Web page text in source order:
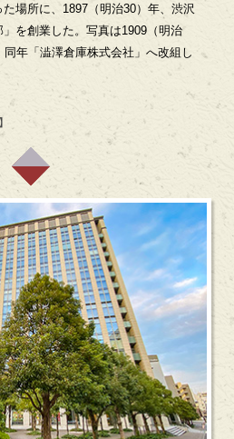
場所に、1897（明治30）年、渋沢
を創業した。写真は1909（明治
年「澁澤倉庫株式会社」へ改組し